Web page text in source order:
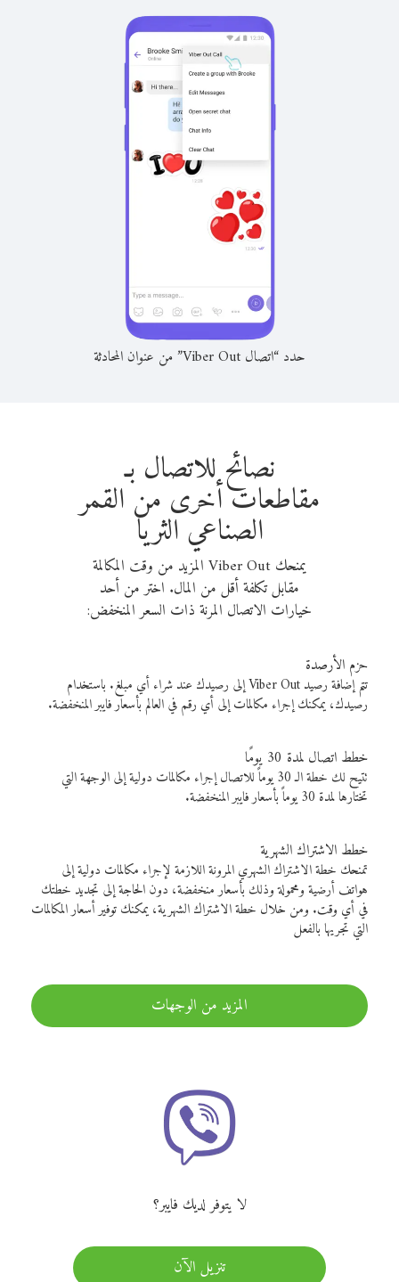
حدد “اتصال Viber Out” من عنوان المحادثة
نصائح للاتصال بـ
مقاطعات أخرى من القمر
الصناعي الثريا
يمنحك Viber Out المزيد من وقت المكالمة
مقابل تكلفة أقل من المال. اختر من أحد
خيارات الاتصال المرنة ذات السعر المنخفض:
حزم الأرصدة
تتم إضافة رصيد Viber Out إلى رصيدك عند شراء أي مبلغ. باستخدام
رصيدك، يمكنك إجراء مكالمات إلى أي رقم في العالم بأسعار فايبر المنخفضة.
خطط اتصال لمدة 30 يومًا
تتيح لك خطة الـ 30 يوماً للاتصال إجراء مكالمات دولية إلى الوجهة التي
تختارها لمدة 30 يوماً بأسعار فايبر المنخفضة.
خطط الاشتراك الشهرية
تمنحك خطة الاشتراك الشهري المرونة اللازمة لإجراء مكالمات دولية إلى
هواتف أرضية ومحمولة وذلك بأسعار منخفضة، دون الحاجة إلى تجديد خطتك
في أي وقت. ومن خلال خطة الاشتراك الشهرية، يمكنك توفير أسعار المكالمات
التي تجريها بالفعل
المزيد من الوجهات
لا يتوفر لديك فايبر؟
تنزيل الآن